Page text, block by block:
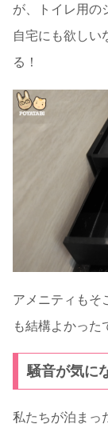
が、トイレ用の
自宅にも欲しい
る！
アメニティもそ
も結構よかった
騒音が気に
私たちが泊まっ